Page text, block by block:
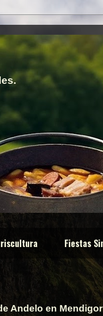
Fiestas
Andelo en